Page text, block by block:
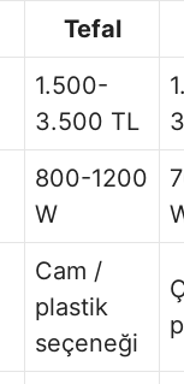
Tefal
1.500-
3.500 TL
800-1200
W
Cam /
plastik
seçeneği